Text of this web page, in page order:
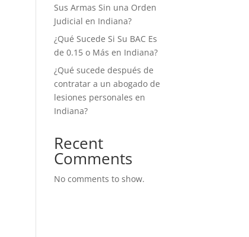
Sus Armas Sin una Orden
Judicial en Indiana?
¿Qué Sucede Si Su BAC Es
de 0.15 o Más en Indiana?
¿Qué sucede después de
contratar a un abogado de
lesiones personales en
Indiana?
Recent
Comments
No comments to show.